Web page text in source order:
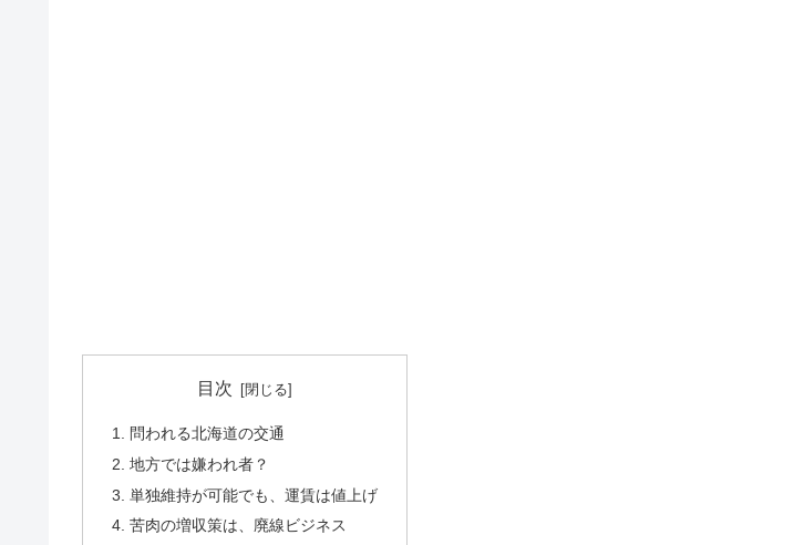
目次
1. 問われる北海道の交通
2. 地方では嫌われ者？
3. 単独維持が可能でも、運賃は値上げ
4. 苦肉の増収策は、廃線ビジネス